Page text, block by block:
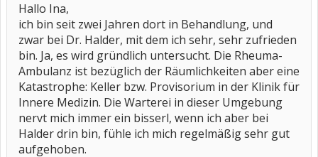
Hallo Ina,
ich bin seit zwei Jahren dort in Behandlung, und
zwar bei Dr. Halder, mit dem ich sehr, sehr zufrieden
bin. Ja, es wird gründlich untersucht. Die Rheuma-
Ambulanz ist bezüglich der Räumlichkeiten aber eine
Katastrophe: Keller bzw. Provisorium in der Klinik für
Innere Medizin. Die Warterei in dieser Umgebung
nervt mich immer ein bisserl, wenn ich aber bei
Halder drin bin, fühle ich mich regelmäßig sehr gut
aufgehoben.